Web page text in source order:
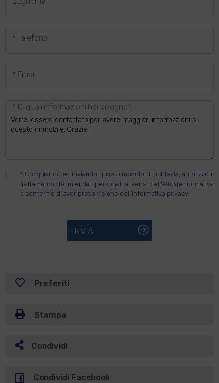
* Telefono
* Email
* Di quali informazioni hai bisogno?
* Compilando ed inviando questo modulo di richiesta, autorizzo il
trattamento dei miei dati personali ai sensi dell'attuale normativa
e confermo di aver preso visione dell'informativa privacy.
INVIA
Preferiti
Stampa
Condividi
Condividi Facebook